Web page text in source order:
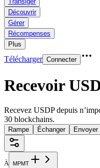
Découvrir
Gérer
Récompenses
Plus
Télécharger Connecter
Recevoir
Recevez USDP depuis
30 blockchains.
Rampe Échanger Envoyer
À MPMT